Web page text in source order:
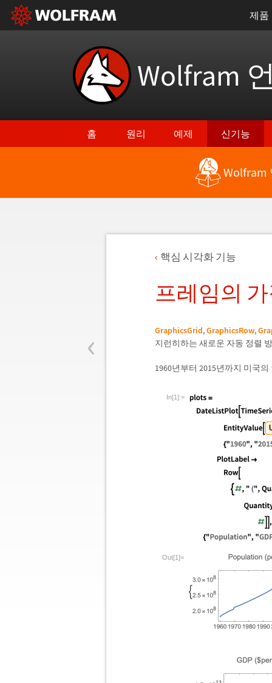
제품
Wolfram
홈 원리 예제 신기능
Wolfram
‹
핵심 시각화 기능
프레임의
GraphicsGrid,GraphicsRow,
지런히하는 새로운 자동 정렬
1960년부터 2015년까지 미국
In[1]:=
Out[1]=